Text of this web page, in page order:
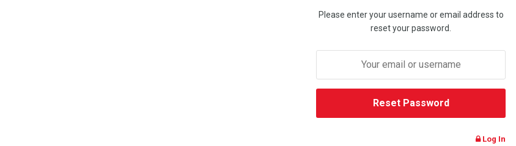
Please enter your username or email address to
reset your password.
Log In